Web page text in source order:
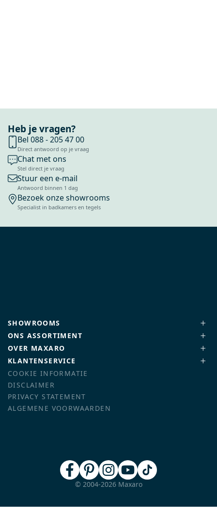
Heb je vragen?
Bel 088 - 205 47 00
Direct antwoord op je vraag
Chat met ons
Stel direct je vraag
Stuur een e-mail
Antwoord binnen 1 dag
Bezoek onze showrooms
Specialist in badkamers en tegels
SHOWROOMS
ONS ASSORTIMENT
OVER MAXARO
KLANTENSERVICE
COOKIE INFORMATIE
DISCLAIMER
PRIVACY STATEMENT
ALGEMENE VOORWAARDEN
© 2004-2026 Maxaro